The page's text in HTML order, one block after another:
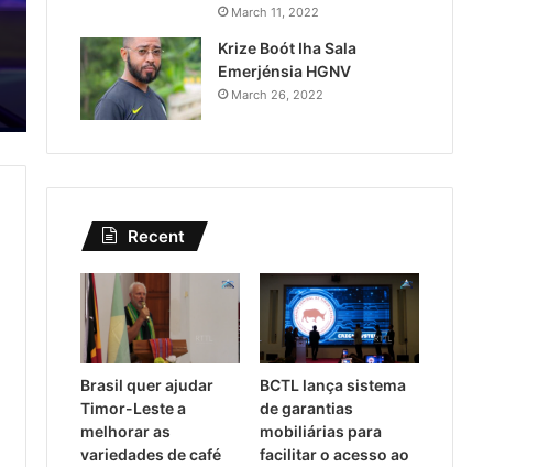
March 11, 2022
Krize Boót Iha Sala
Emerjénsia HGNV
March 26, 2022
Recent
Brasil quer ajudar
Timor-Leste a
melhorar as
variedades de café
BCTL lança sistema
de garantias
mobiliárias para
facilitar o acesso ao